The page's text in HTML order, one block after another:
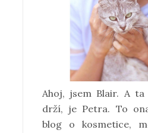
Ahoj, jsem Blair. A
drží, je Petra. To
blog o kosmetice,